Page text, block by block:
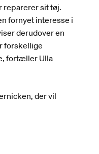
reparerer sit tøj.
fornyet interesse i
derudover en
forskellige
fortæller Ulla
der vil